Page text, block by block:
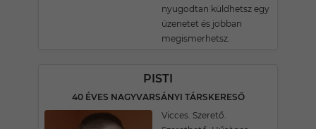
nyugodtan küldhetsz egy
üzenetet és jobban
megismerhetsz.
PISTI
40 ÉVES NAGYVARSÁNYI TÁRSKERESŐ
Vicces. Szerető.